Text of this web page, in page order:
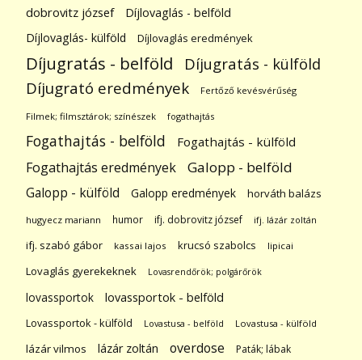
dobrovitz józsef
Díjlovaglás - belföld
Díjlovaglás- külföld
Díjlovaglás eredmények
Díjugratás - belföld Díjugratás - külföld
Díjugrató eredmények Fertőző kevésvérűség
Filmek; filmsztárok; színészek fogathajtás
Fogathajtás - belföld Fogathajtás - külföld
Fogathajtás eredmények Galopp - belföld
Galopp - külföld Galopp eredmények horváth balázs
hugyecz mariann humor ifj. dobrovitz józsef ifj. lázár zoltán
ifj. szabó gábor kassai lajos krucsó szabolcs lipicai
Lovaglás gyerekeknek Lovasrendőrök; polgárőrök
lovassportok lovassportok - belföld
Lovassportok - külföld Lovastusa - belföld Lovastusa - külföld
lázár vilmos lázár zoltán overdose Paták; lábak